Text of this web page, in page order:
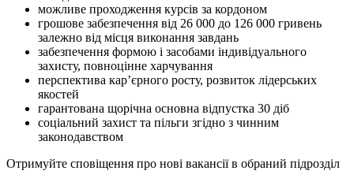
можливе проходження курсів за кордоном
грошове забезпечення від 26 000 до 126 000 гривень
залежно від місця виконання завдань
забезпечення формою і засобами індивідуального
захисту, повноцінне харчування
перспектива кар’єрного росту, розвиток лідерських
якостей
гарантована щорічна основна відпустка 30 діб
соціальний захист та пільги згідно з чинним
законодавством
Отримуйте сповіщення про нові вакансії в обраний підрозділ